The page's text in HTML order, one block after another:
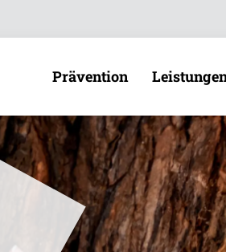
Prävention
Prävention
Gesundheitskurse
Online-